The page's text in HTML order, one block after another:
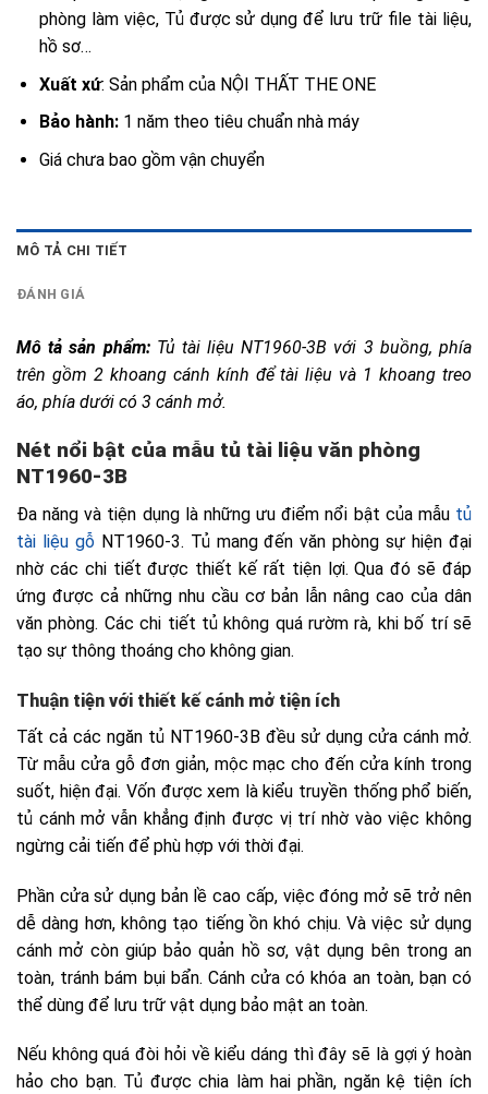
phòng làm việc, Tủ được sử dụng để lưu trữ file tài liệu,
hồ sơ…
Xuất xứ: Sản phẩm của NỘI THẤT THE ONE
Bảo hành:1 năm theo tiêu chuẩn nhà máy
Giá chưa bao gồm vận chuyển
MÔ TẢ CHI TIẾT
ĐÁNH GIÁ
Mô tả sản phẩm: